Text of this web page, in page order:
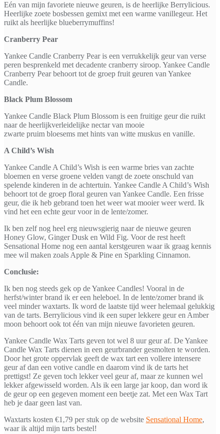
Eén van mijn favoriete nieuwe geuren, is de heerlijke Berrylicious.
Heerlijke zoete bosbessen gemixt met een warme vanillegeur. Het
ruikt als heerlijke blueberrymuffins!
Cranberry Pear
Yankee Candle Cranberry Pear is een verrukkelijk geur van verse
peren besprenkeld met decadente cranberry siroop. Yankee Candle
Cranberry Pear behoort tot de groep fruit geuren van Yankee
Candle.
Black Plum Blossom
Yankee Candle Black Plum Blossom is een fruitige geur die ruikt
naar de heerlijkverleidelijke nectar van mooie
zwarte pruim bloesems met hints van witte muskus en vanille.
A Child’s Wish
Yankee Candle A Child’s Wish is een warme bries van zachte
bloemen en verse groene velden vangt de zoete onschuld van
spelende kinderen in de achtertuin. Yankee Candle A Child’s Wish
behoort tot de groep floral geuren van Yankee Candle. Een frisse
geur, die ik heb gebrand toen het weer wat mooier weer werd. Ik
vind het een echte geur voor in de lente/zomer.
Ik ben zelf nog heel erg nieuwsgierig naar de nieuwe geuren
Honey Glow, Ginger Dusk en Wild Fig. Voor de rest heeft
Sensational Home nog een aantal kerstgeuren waar ik graag kennis
mee wil maken zoals Apple & Pine en Sparkling Cinnamon.
Conclusie:
Ik ben nog steeds gek op de Yankee Candles! Vooral in de
herfst/winter brand ik er een heleboel. In de lente/zomer brand ik
veel minder waxtarts. Ik word de laatste tijd weer helemaal gelukkig
van de tarts. Berrylicious vind ik een super lekkere geur en Amber
moon behoort ook tot één van mijn nieuwe favorieten geuren.
Yankee Candle Wax Tarts geven tot wel 8 uur geur af. De Yankee
Candle Wax Tarts dienen in een geurbrander gesmolten te worden.
Door het grote oppervlak geeft de wax tart een vollere intensere
geur af dan een votive candle en daarom vind ik de tarts het
prettigst! Ze geven toch lekker veel geur af, maar ze kunnen wel
lekker afgewisseld worden. Als ik een large jar koop, dan word ik
de geur op een gegeven moment een beetje zat. Met een Wax Tart
heb je daar geen last van.
Waxtarts kosten €1,79 per stuk op de website Sensational Home,
waar ik altijd mijn tarts bestel!